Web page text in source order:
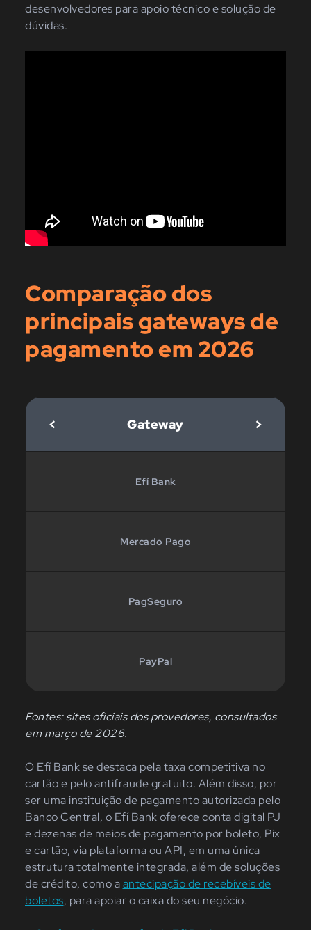
desenvolvedores para apoio técnico e solução de
dúvidas.
Comparação dos
principais gateways de
pagamento em 2026
< Gateway >
Efí Bank
Mercado Pago
PagSeguro
PayPal
Fontes: sites oficiais dos provedores, consultados
em março de 2026.
O Efí Bank se destaca pela taxa competitiva no
cartão e pelo antifraude gratuito. Além disso, por
ser uma instituição de pagamento autorizada pelo
Banco Central, o Efí Bank oferece conta digital PJ
e dezenas de meios de pagamento por boleto, Pix
e cartão, via plataforma ou API, em uma única
estrutura totalmente integrada, além de soluções
de crédito, como aantecipação de recebíveis de
boletos, para apoiar o caixa do seu negócio.